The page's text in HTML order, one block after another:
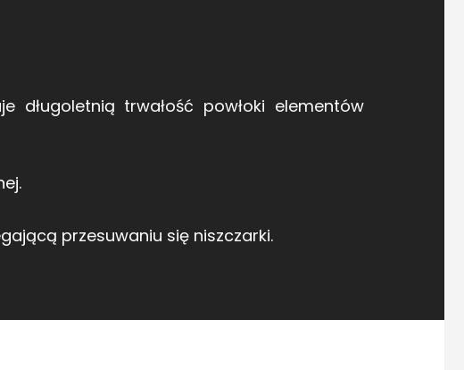
długoletnią trwałość powłoki elementów
przesuwaniu się niszczarki.